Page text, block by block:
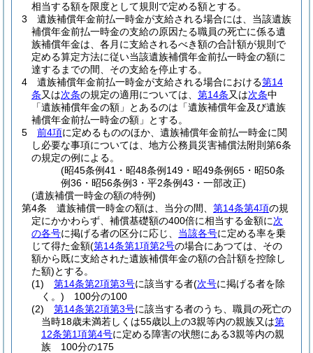
相当する額を限度として規則で定める額とする。
3
遺族補償年金前払一時金が支給される場合には、当該遺族
補償年金前払一時金の支給の原因たる職員の死亡に係る遺
族補償年金は、各月に支給されるべき額の合計額が規則で
定める算定方法に従い当該遺族補償年金前払一時金の額に
達するまでの間、その支給を停止する。
4
遺族補償年金前払一時金が支給される場合における第14
条又は次条の規定の適用については、 第14条又は次条中
「遺族補償年金の額」とあるのは「遺族補償年金及び遺族
補償年金前払一時金の額」とする。
5
前4項に定めるもののほか、遺族補償年金前払一時金に関
し必要な事項については、地方公務員災害補償法附則第6条
の規定の例による。
(昭45条例41・昭48条例149・昭49条例65・昭50条
例36・昭56条例3・平2条例43・一部改正)
(遺族補償一時金の額の特例)
第4条
遺族補償一時金の額は、当分の間、 第14条第4項の規
定にかかわらず、補償基礎額の400倍に相当する金額に次
の各号に掲げる者の区分に応じ、 当該各号に定める率を乗
じて得た金額(第14条第1項第2号の場合にあつては、その
額から既に支給された遺族補償年金の額の合計額を控除し
た額)とする。
(1)
第14条第2項第3号に該当する者(次号に掲げる者を除
く。) 100分の100
(2)
第14条第2項第3号に該当する者のうち、職員の死亡の
当時18歳未満若しくは55歳以上の3親等内の親族又は第
12条第1項第4号に定める障害の状態にある3親等内の親
族 100分の175